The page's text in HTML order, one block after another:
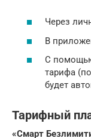
Через
В
С
тарифа
будет
Тарифный
«Смарт